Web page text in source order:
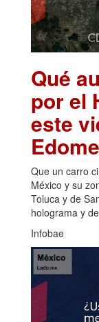
Qué
por el
este
Que un carro
México y su
Toluca y de
holograma y
Infobae